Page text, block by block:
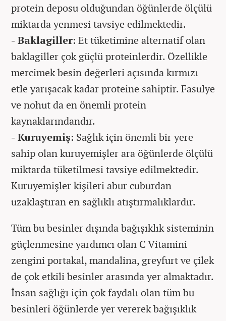
protein deposu olduğundan öğünlerde ölçülü
miktarda yenmesi tavsiye edilmektedir.
- Baklagiller: Et tüketimine alternatif olan
baklagiller çok güçlü proteinlerdir. Özellikle
mercimek besin değerleri açısında kırmızı
etle yarışacak kadar proteine sahiptir. Fasulye
ve nohut da en önemli protein
kaynaklarındandır.
- Kuruyemiş: Sağlık için önemli bir yere
sahip olan kuruyemişler ara öğünlerde ölçülü
miktarda tüketilmesi tavsiye edilmektedir.
Kuruyemişler kişileri abur cuburdan
uzaklaştıran en sağlıklı atıştırmalıklardır.
Tüm bu besinler dışında bağışıklık sisteminin
güçlenmesine yardımcı olan C Vitamini
zengini portakal, mandalina, greyfurt ve çilek
de çok etkili besinler arasında yer almaktadır.
İnsan sağlığı için çok faydalı olan tüm bu
besinleri öğünlerde yer vererek bağışıklık